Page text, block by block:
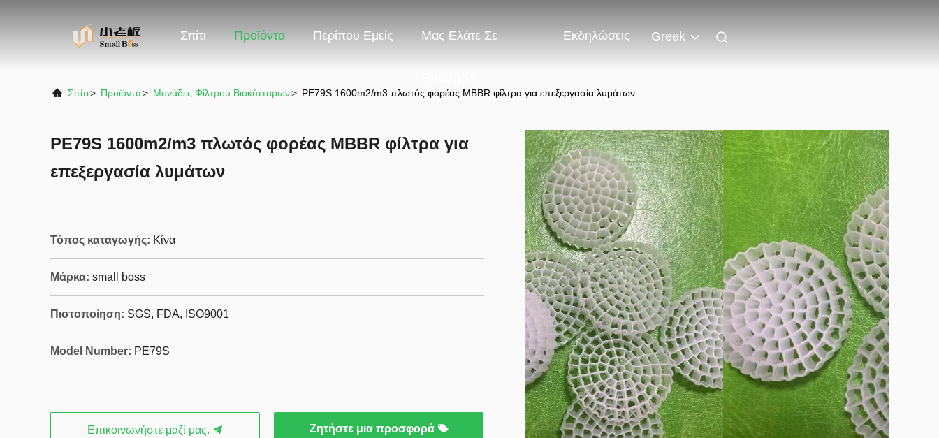
Σπίτι Προϊόντα Περίπου Εμείς Μας Ελάτε Σε Εκδηλώσεις Greek
Σπίτι> Προϊόντα> Μονάδες Φίλτρου Βιοκύτταρων> PE79S 1600m2/m3 πλωτός φορέας MBBR φίλτρα για επεξεργασία λυμάτων
PE79S 1600m2/m3 πλωτός φορέας MBBR φίλτρα για
επεξεργασία λυμάτων
Τόπος καταγωγής: Κίνα
Μάρκα: small boss
Πιστοποίηση: SGS, FDA, ISO9001
Model Number: PE79S
Επικοινωνήστε μαζί μας. Ζητήστε μια προσφορά